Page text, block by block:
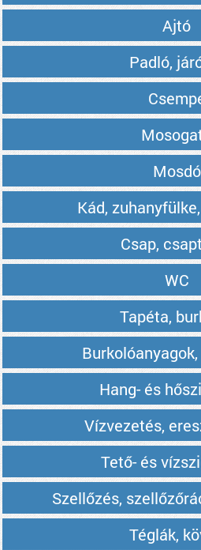
Ajtó
Padló,
Mosdó
Kád,
Csap,
WC
Tapéta,
Hang- és
Vízvezetés,
Tető- és
Szellőzés,
Téglák,